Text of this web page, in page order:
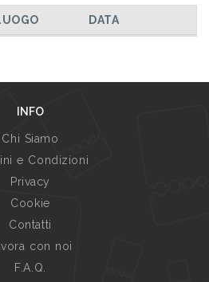
DATA
INFO
Chi Siamo
e Condizioni
Privacy
Cookie
Contatti
con noi
F.A.Q.